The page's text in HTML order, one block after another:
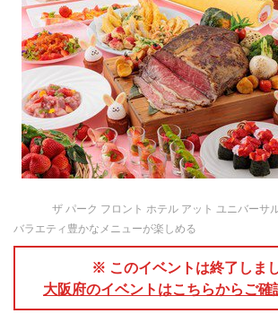
ザ パーク フロント ホテル アット ユニバーサ
バラエティ豊かなメニューが楽しめる
※ このイベントは終了しまし
大阪府のイベントはこちらからご確